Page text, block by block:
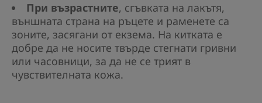
При възрастните, сгъвката на лакътя,
външната страна на ръцете и раменете са
зоните, засягани от екзема. На китката е
добре да не носите твърде стегнати гривни
или часовници, за да не се трият в
чувствителната кожа.